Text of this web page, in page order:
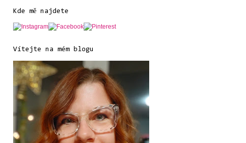
Kde mě najdete
Vítejte na mém blogu